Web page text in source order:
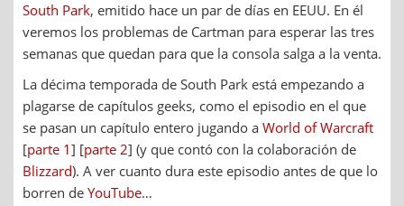
South Park, emitido hace un par de días en EEUU. En él
veremos los problemas de Cartman para esperar las tres
semanas que quedan para que la consola salga a la venta.
La décima temporada de South Park está empezando a
plagarse de capítulos geeks, como el episodio en el que
se pasan un capítulo entero jugando a World of Warcraft
[parte 1] [parte 2] (y que contó con la colaboración de
Blizzard). A ver cuanto dura este episodio antes de que lo
borren de YouTube…